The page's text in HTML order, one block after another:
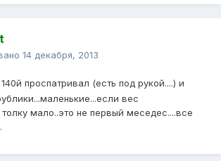
14 декабря, 2013
проспатривал (есть под рукой....) и
вес
толку мало..это не первый меседес....все